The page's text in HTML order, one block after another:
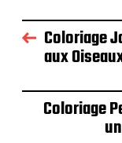
Coloriage
aux
Coloriage